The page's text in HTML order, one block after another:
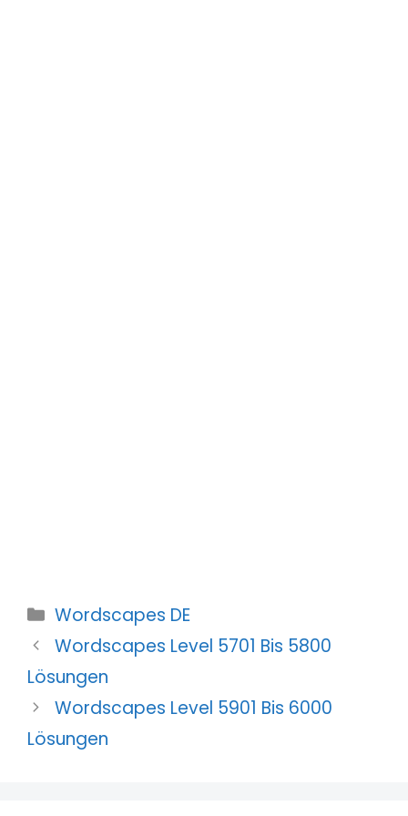
Kategorien
Wordscapes DE
Wordscapes Level 5701 Bis 5800
Lösungen
Wordscapes Level 5901 Bis 6000
Lösungen